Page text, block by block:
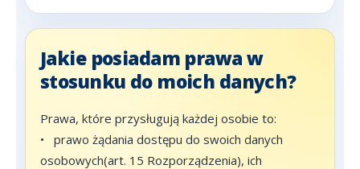
Jakie posiadam prawa w
stosunku do moich danych?
Prawa, które przysługują każdej osobie to:
•
prawo żądania dostępu do swoich danych
osobowych(art. 15 Rozporządzenia), ich